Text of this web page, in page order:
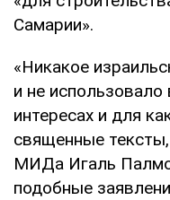
Самарии».
«Никакое
и не использовало
интересах и для
священные
МИДа Игаль
подобные